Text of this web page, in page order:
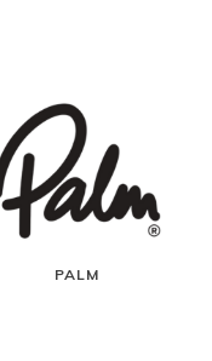
PALM